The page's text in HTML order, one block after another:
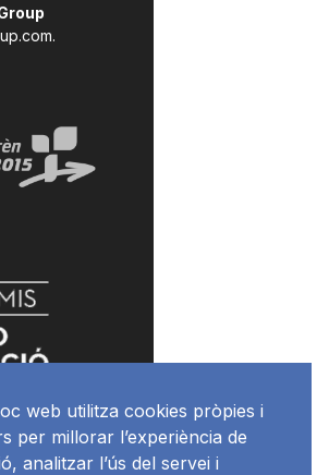
.
web utilitza cookies pròpies i
per millorar l’experiència de
analitzar l’ús del servei i